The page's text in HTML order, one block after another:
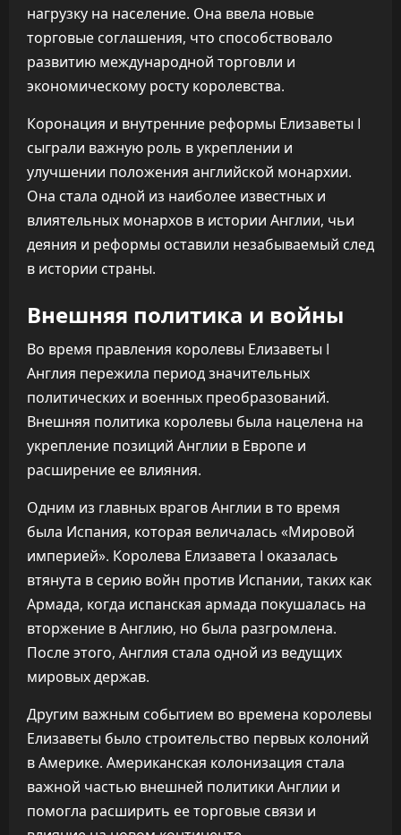
нагрузку на население. Она ввела новые
торговые соглашения, что способствовало
развитию международной торговли и
экономическому росту королевства.
Коронация и внутренние реформы Елизаветы I
сыграли важную роль в укреплении и
улучшении положения английской монархии.
Она стала одной из наиболее известных и
влиятельных монархов в истории Англии, чьи
деяния и реформы оставили незабываемый след
в истории страны.
Внешняя политика и войны
Во время правления королевы Елизаветы I
Англия пережила период значительных
политических и военных преобразований.
Внешняя политика королевы была нацелена на
укрепление позиций Англии в Европе и
расширение ее влияния.
Одним из главных врагов Англии в то время
была Испания, которая величалась «Мировой
империей». Королева Елизавета I оказалась
втянута в серию войн против Испании, таких как
Армада, когда испанская армада покушалась на
вторжение в Англию, но была разгромлена.
После этого, Англия стала одной из ведущих
мировых держав.
Другим важным событием во времена королевы
Елизаветы было строительство первых колоний
в Америке. Американская колонизация стала
важной частью внешней политики Англии и
помогла расширить ее торговые связи и